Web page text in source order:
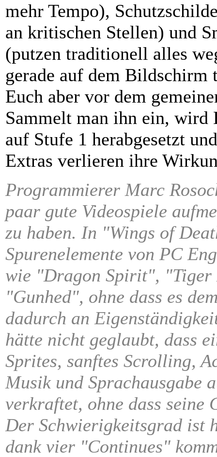
mehr Tempo),
an kritischen Stellen) und
(putzen traditionell alles
gerade auf dem Bildschirm
Euch aber vor dem
Sammelt man ihn ein, wird
auf Stufe 1 herabgesetzt
Extras verlieren ihre
Programmierer Marc
paar gute Videospiele
zu haben. In "Wings of
Spurenelemente von PC
wie "Dragon Spirit",
"Gunhed", ohne dass es
dadurch an
hätte nicht geglaubt, dass
Sprites, sanftes Scrolling,
Musik und Sprachausgabe
verkraftet, ohne dass seine
Der Schwierigkeitsgrad ist
dank vier "Continues"